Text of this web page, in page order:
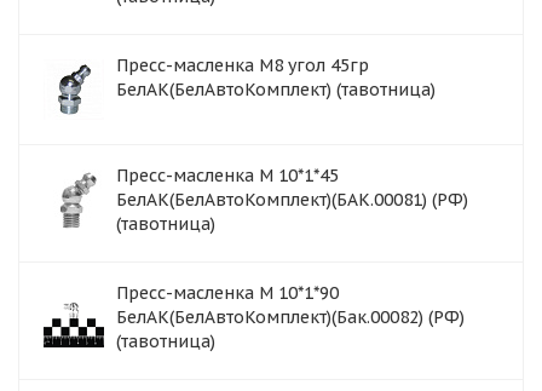
Пресс-масленка М8 угол 45гр
БелАК(БелАвтоКомплект) (тавотница)
Пресс-масленка М 10*1*45
БелАК(БелАвтоКомплект)(БАК.00081) (РФ)
(тавотница)
Пресс-масленка М 10*1*90
БелАК(БелАвтоКомплект)(Бак.00082) (РФ)
(тавотница)